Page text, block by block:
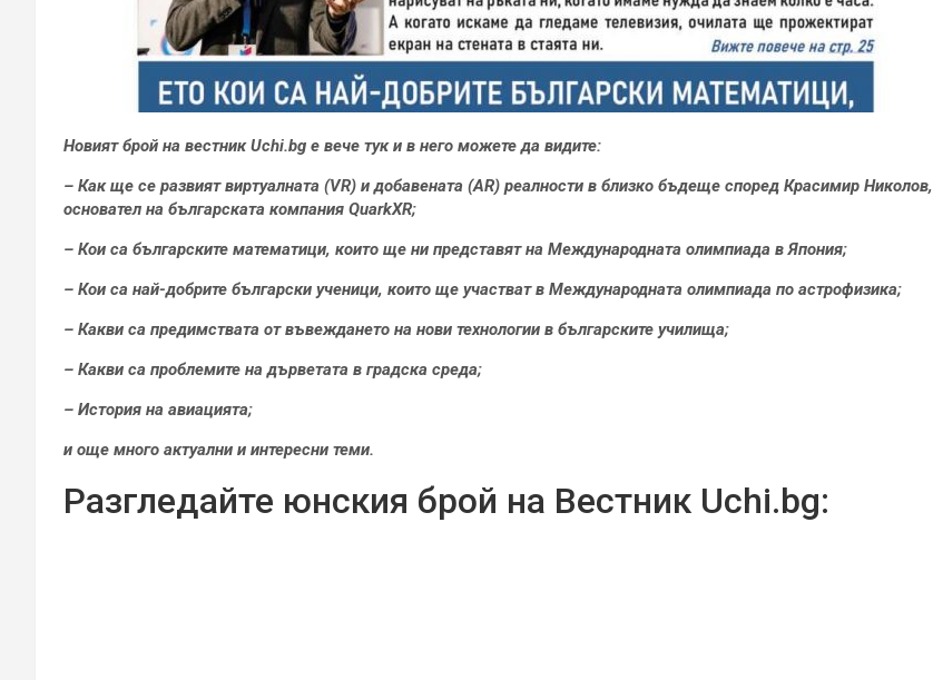
Новият брой на вестник Uchi.bg е вече тук и в него можете да видите:
– Как ще се развият виртуалната (VR) и добавената (AR) реалности в близко бъдеще според Красимир Николов,
основател на българската компания QuarkXR;
– Кои са българските математици, които ще ни представят на Международната олимпиада в Япония;
– Кои са най-добрите български ученици, които ще участват в Международната олимпиада по астрофизика;
– Какви са предимствата от въвеждането на нови технологии в българските училища;
– Какви са проблемите на дърветата в градска среда;
– История на авиацията;
и още много актуални и интересни теми.
Разгледайте юнския брой на Вестник Uchi.bg: